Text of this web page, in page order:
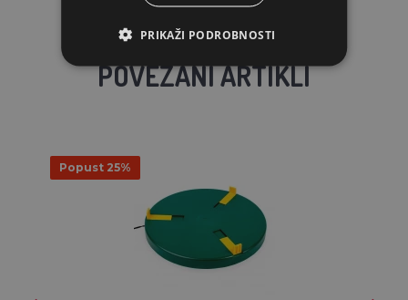
POVEZANI ARTIKLI
Popust 25%
PRIKAŽI PODROBNOSTI